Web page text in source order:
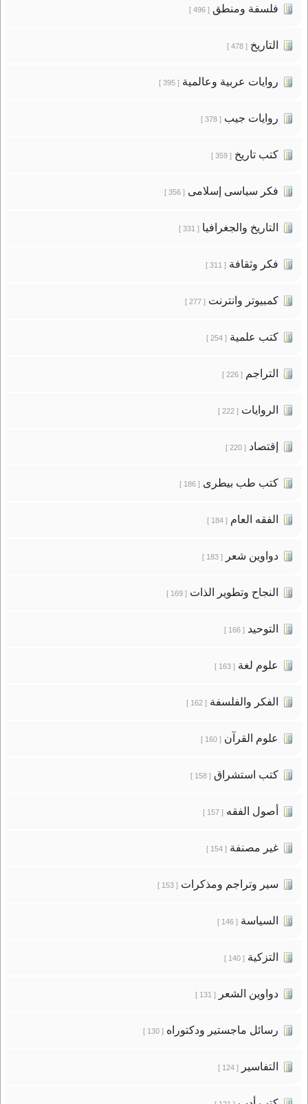
فلسفة ومنطق[ 496 ]
التاريخ[ 478 ]
روايات عربية وعالمية[ 395 ]
روايات جيب[ 378 ]
كتب تاريخ[ 359 ]
فكر سياسى إسلامى[ 356 ]
التاريخ والجغرافيا[ 331 ]
فكر وثقافة[ 311 ]
كمبيوتر وانترنت[ 277 ]
كتب علمية[ 254 ]
التراجم[ 226 ]
الروايات[ 222 ]
إقتصاد[ 220 ]
كتب طب بيطرى[ 186 ]
الفقه العام[ 184 ]
دواوين شعر[ 183 ]
النجاح وتطوير الذات[ 169 ]
التوحيد[ 166 ]
علوم لغة[ 163 ]
الفكر والفلسفة[ 162 ]
علوم القرآن[ 160 ]
كتب استشراق[ 158 ]
أصول الفقه[ 157 ]
غير مصنفة[ 154 ]
سير وتراجم ومذكرات[ 153 ]
السياسة[ 146 ]
التزكية[ 140 ]
دواوين الشعر[ 131 ]
رسائل ماجستير ودكتوراه[ 130 ]
التفاسير[ 124 ]